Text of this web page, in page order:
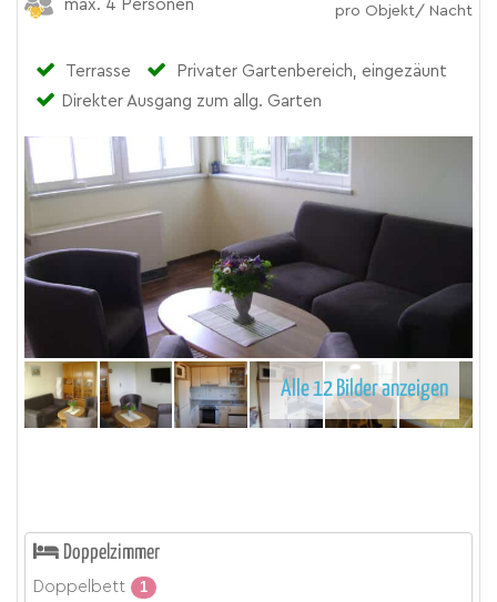
max. 4 Personen pro Objekt/ Nacht
Terrasse
Privater Gartenbereich, eingezäunt
Direkter Ausgang zum allg. Garten
Alle 12 Bilder anzeigen
Doppelzimmer
Doppelbett
1